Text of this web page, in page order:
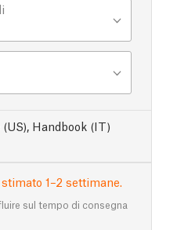
Handbook (IT)
1–2 settimane.
sul tempo di consegna